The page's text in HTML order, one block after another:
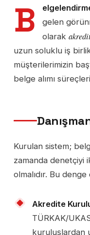
B
gelen
olarak
uzun soluklu iş
müşterilerimizin
belge alımı
Kurulan sistem;
zamanda denetçiyi
olmalıdır. Bu denge
Akredite
TÜRKAK/
kuruluşlardan